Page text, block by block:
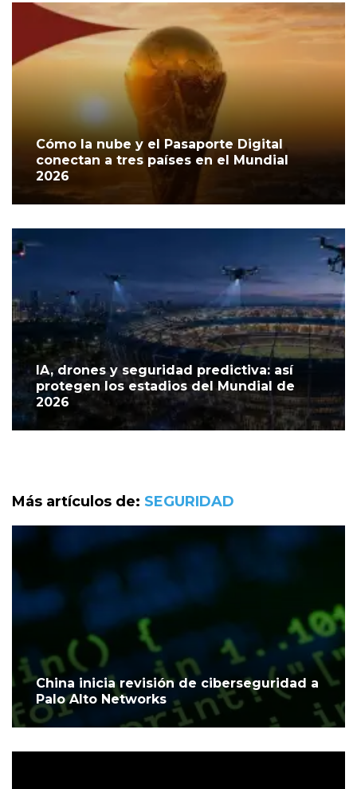
Cómo la nube y el Pasaporte Digital
conectan a tres países en el Mundial
2026
IA, drones y seguridad predictiva: así
protegen los estadios del Mundial de
2026
Más artículos de: SEGURIDAD
China inicia revisión de ciberseguridad a
Palo Alto Networks